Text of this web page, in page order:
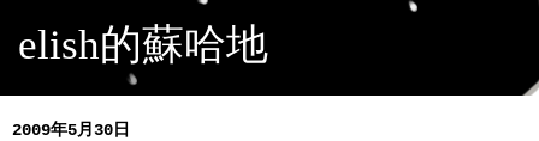
elish的蘇哈地
2009年5月30日